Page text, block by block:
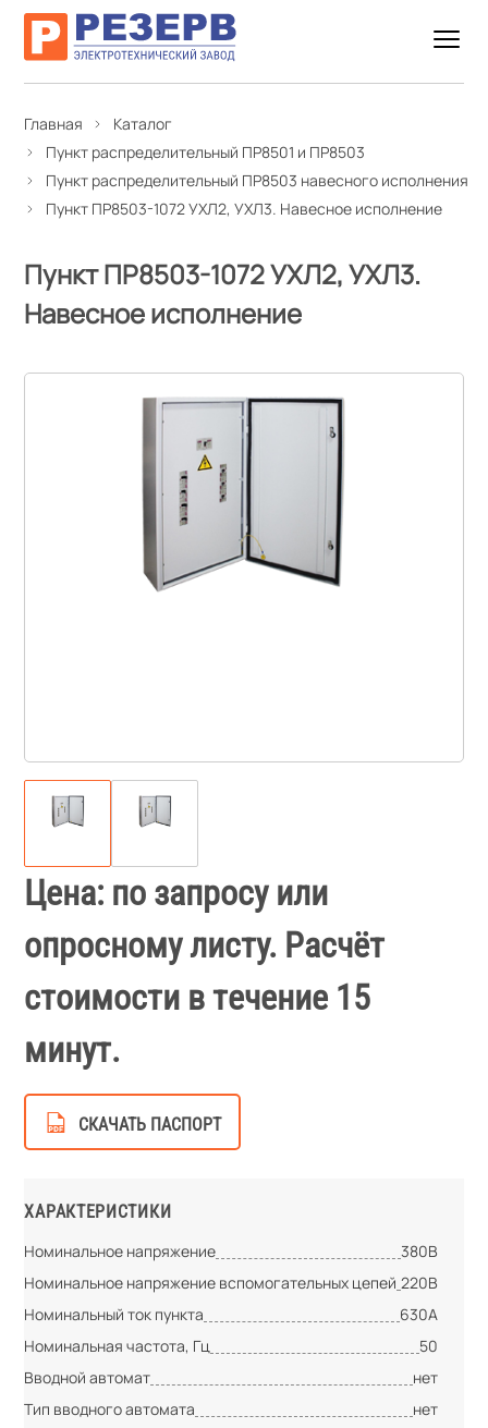
Главная
Каталог
Пункт распределительный ПР8501 и ПР8503
Пункт распределительный ПР8503 навесного исполнения
Пункт ПР8503-1072 УХЛ2, УХЛ3. Навесное исполнение
Пункт ПР8503-1072 УХЛ2, УХЛ3.
Навесное исполнение
Цена: по запросу или
опросному листу. Расчёт
стоимости в течение 15
минут.
СКАЧАТЬ ПАСПОРТ
ХАРАКТЕРИСТИКИ
Номинальное напряжение
380В
Номинальное напряжение вспомогательных цепей 220В
Номинальный ток пункта
630А
Номинальная частота, Гц
50
Вводной автомат
нет
Тип вводного автомата
нет